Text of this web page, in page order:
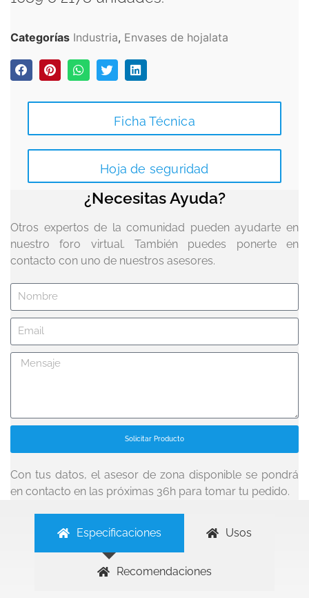
Categorías Industria, Envases de hojalata
Ficha Técnica
Hoja de seguridad
¿Necesitas Ayuda?
Otros expertos de la comunidad pueden ayudarte en
nuestro foro virtual. También puedes ponerte en
contacto con uno de nuestros asesores.
Solicitar Producto
Con tus datos, el asesor de zona disponible se pondrá
en contacto en las próximas 36h para tomar tu pedido.
Especificaciones Usos
Recomendaciones